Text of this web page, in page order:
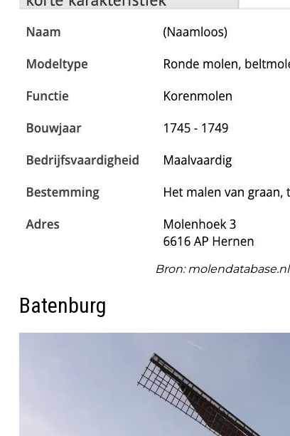
Bron: molendatabase.nl
Batenburg